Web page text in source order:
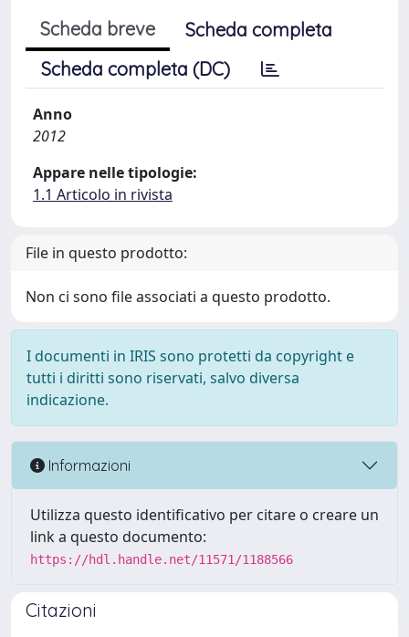
Scheda breve
Scheda completa
Scheda completa (DC)
Anno
2012
Appare nelle tipologie:
1.1 Articolo in rivista
File in questo prodotto:
Non ci sono file associati a questo prodotto.
I documenti in IRIS sono protetti da copyright e
tutti i diritti sono riservati, salvo diversa
indicazione.
Informazioni
Utilizza questo identificativo per citare o creare un
link a questo documento:
https://hdl.handle.net/11571/1188566
Citazioni